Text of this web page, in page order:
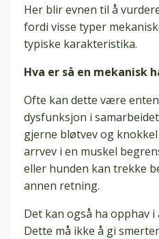
Her blir evnen til å
fordi visse typer
typiske karakteristika.
Hva er så en mekanisk
Ofte kan dette være
dysfunksjon i
gjerne bløtvev og
arrvev i en muskel
eller hunden kan trekke
annen retning.
Det kan også ha opphav
Dette må ikke å gi